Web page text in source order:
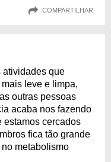
COMPARTILHAR
atividades que
leve e limpa,
outras pessoas
acaba nos fazendo
estamos cercados
fica tão grande
metabolismo